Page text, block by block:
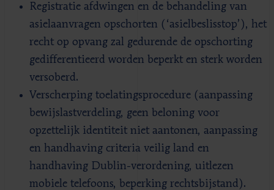
Registratie afdwingen en de behandeling van
asielaanvragen opschorten (‘asielbeslisstop’), het
recht op opvang zal gedurende de opschorting
gedifferentieerd worden beperkt en sterk worden
versoberd.
Verscherping toelatingsprocedure (aanpassing
bewijslastverdeling, geen beloning voor
opzettelijk identiteit niet aantonen, aanpassing
en handhaving criteria veilig land en
handhaving Dublin-verordening, uitlezen
mobiele telefoons, beperking rechtsbijstand).